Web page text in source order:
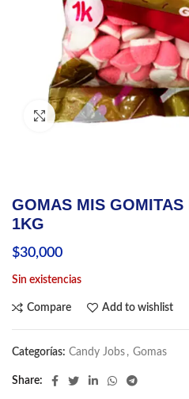
Click to enlarge
GOMAS MIS GOMITAS
1KG
$30,000
Sin existencias
Compare Add to wishlist
Categorías: Candy Jobs , Gomas
Share